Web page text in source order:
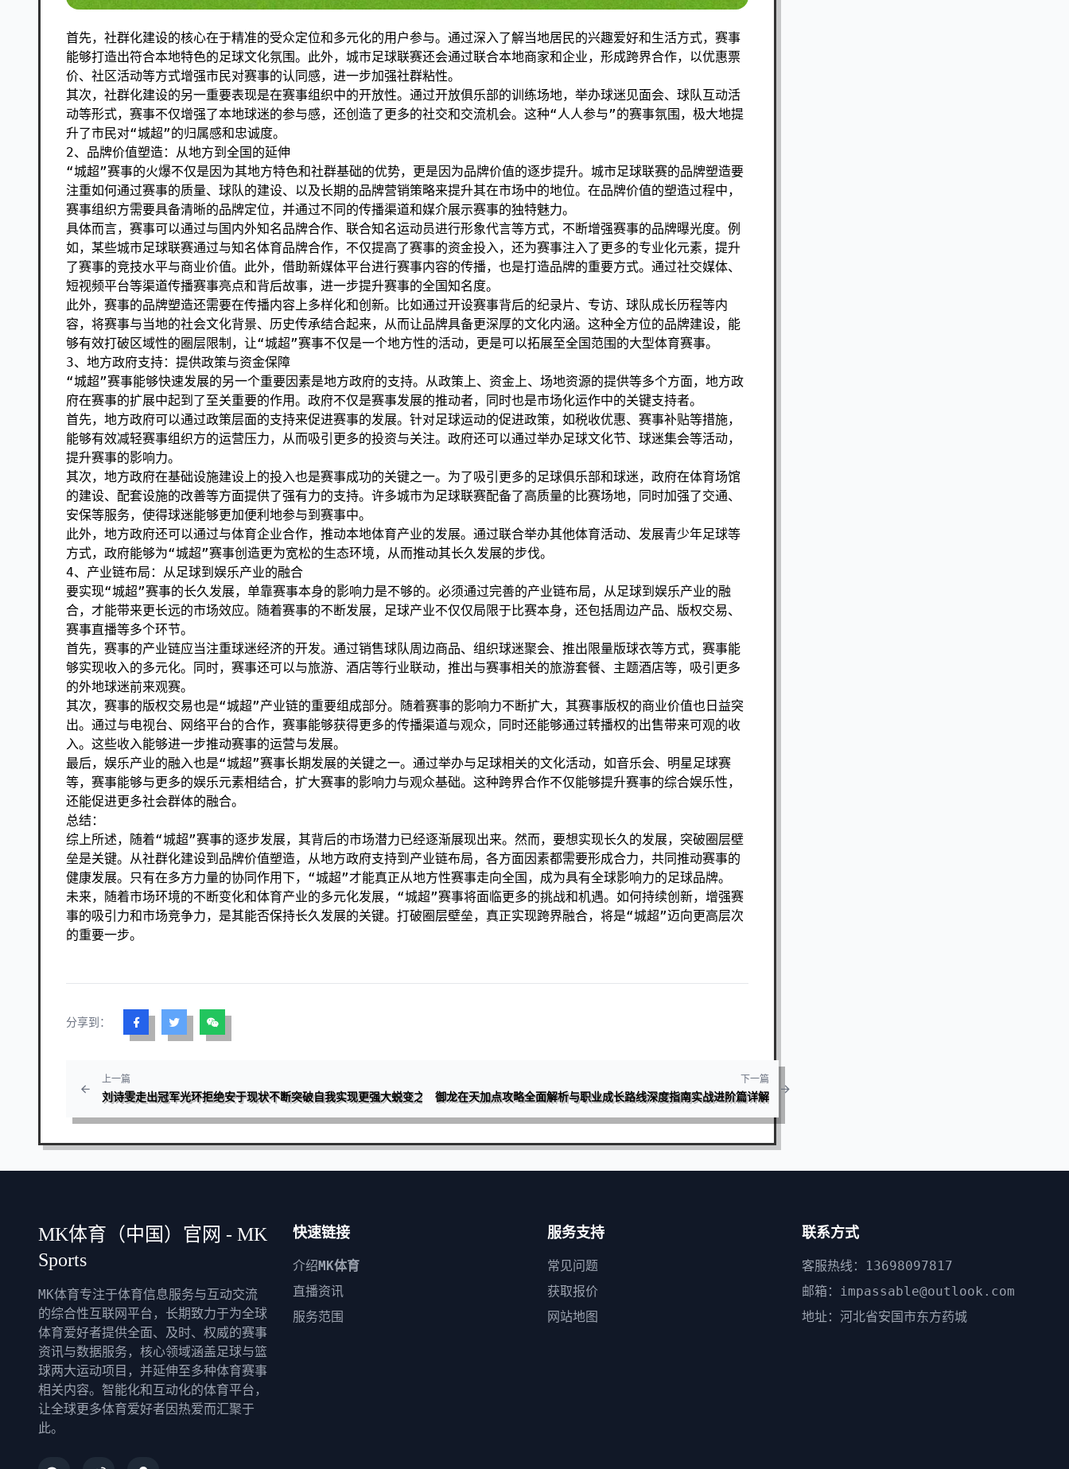
首先，社群化建设的核心在于精准的受众定位和多元化的用户参与。通过深入了解当地居民的兴趣爱好和生活方式，赛事
能够打造出符合本地特色的足球文化氛围。此外，城市足球联赛还会通过联合本地商家和企业，形成跨界合作，以优惠票
价、社区活动等方式增强市民对赛事的认同感，进一步加强社群粘性。
其次，社群化建设的另一重要表现是在赛事组织中的开放性。通过开放俱乐部的训练场地，举办球迷见面会、球队互动活
动等形式，赛事不仅增强了本地球迷的参与感，还创造了更多的社交和交流机会。这种“人人参与”的赛事氛围，极大地提
升了市民对“城超”的归属感和忠诚度。
2、品牌价值塑造：从地方到全国的延伸
“城超”赛事的火爆不仅是因为其地方特色和社群基础的优势，更是因为品牌价值的逐步提升。城市足球联赛的品牌塑造要
注重如何通过赛事的质量、球队的建设、以及长期的品牌营销策略来提升其在市场中的地位。在品牌价值的塑造过程中，
赛事组织方需要具备清晰的品牌定位，并通过不同的传播渠道和媒介展示赛事的独特魅力。
具体而言，赛事可以通过与国内外知名品牌合作、联合知名运动员进行形象代言等方式，不断增强赛事的品牌曝光度。例
如，某些城市足球联赛通过与知名体育品牌合作，不仅提高了赛事的资金投入，还为赛事注入了更多的专业化元素，提升
了赛事的竞技水平与商业价值。此外，借助新媒体平台进行赛事内容的传播，也是打造品牌的重要方式。通过社交媒体、
短视频平台等渠道传播赛事亮点和背后故事，进一步提升赛事的全国知名度。
此外，赛事的品牌塑造还需要在传播内容上多样化和创新。比如通过开设赛事背后的纪录片、专访、球队成长历程等内
容，将赛事与当地的社会文化背景、历史传承结合起来，从而让品牌具备更深厚的文化内涵。这种全方位的品牌建设，能
够有效打破区域性的圈层限制，让“城超”赛事不仅是一个地方性的活动，更是可以拓展至全国范围的大型体育赛事。
3、地方政府支持：提供政策与资金保障
“城超”赛事能够快速发展的另一个重要因素是地方政府的支持。从政策上、资金上、场地资源的提供等多个方面，地方政
府在赛事的扩展中起到了至关重要的作用。政府不仅是赛事发展的推动者，同时也是市场化运作中的关键支持者。
首先，地方政府可以通过政策层面的支持来促进赛事的发展。针对足球运动的促进政策，如税收优惠、赛事补贴等措施，
能够有效减轻赛事组织方的运营压力，从而吸引更多的投资与关注。政府还可以通过举办足球文化节、球迷集会等活动，
提升赛事的影响力。
其次，地方政府在基础设施建设上的投入也是赛事成功的关键之一。为了吸引更多的足球俱乐部和球迷，政府在体育场馆
的建设、配套设施的改善等方面提供了强有力的支持。许多城市为足球联赛配备了高质量的比赛场地，同时加强了交通、
安保等服务，使得球迷能够更加便利地参与到赛事中。
此外，地方政府还可以通过与体育企业合作，推动本地体育产业的发展。通过联合举办其他体育活动、发展青少年足球等
方式，政府能够为“城超”赛事创造更为宽松的生态环境，从而推动其长久发展的步伐。
4、产业链布局：从足球到娱乐产业的融合
要实现“城超”赛事的长久发展，单靠赛事本身的影响力是不够的。必须通过完善的产业链布局，从足球到娱乐产业的融
合，才能带来更长远的市场效应。随着赛事的不断发展，足球产业不仅仅局限于比赛本身，还包括周边产品、版权交易、
赛事直播等多个环节。
首先，赛事的产业链应当注重球迷经济的开发。通过销售球队周边商品、组织球迷聚会、推出限量版球衣等方式，赛事能
够实现收入的多元化。同时，赛事还可以与旅游、酒店等行业联动，推出与赛事相关的旅游套餐、主题酒店等，吸引更多
的外地球迷前来观赛。
其次，赛事的版权交易也是“城超”产业链的重要组成部分。随着赛事的影响力不断扩大，其赛事版权的商业价值也日益突
出。通过与电视台、网络平台的合作，赛事能够获得更多的传播渠道与观众，同时还能够通过转播权的出售带来可观的收
入。这些收入能够进一步推动赛事的运营与发展。
最后，娱乐产业的融入也是“城超”赛事长期发展的关键之一。通过举办与足球相关的文化活动，如音乐会、明星足球赛
等，赛事能够与更多的娱乐元素相结合，扩大赛事的影响力与观众基础。这种跨界合作不仅能够提升赛事的综合娱乐性，
还能促进更多社会群体的融合。
总结：
综上所述，随着“城超”赛事的逐步发展，其背后的市场潜力已经逐渐展现出来。然而，要想实现长久的发展，突破圈层壁
垒是关键。从社群化建设到品牌价值塑造，从地方政府支持到产业链布局，各方面因素都需要形成合力，共同推动赛事的
健康发展。只有在多方力量的协同作用下，“城超”才能真正从地方性赛事走向全国，成为具有全球影响力的足球品牌。
未来，随着市场环境的不断变化和体育产业的多元化发展，“城超”赛事将面临更多的挑战和机遇。如何持续创新，增强赛
事的吸引力和市场竞争力，是其能否保持长久发展的关键。打破圈层壁垒，真正实现跨界融合，将是“城超”迈向更高层次
的重要一步。
分享到：
上一篇
刘诗雯走出冠军光环拒绝安于现状不断突破自我实现更强大蜕变之路
下一篇
御龙在天加点攻略全面解析与职业成长路线深度指南实战进阶篇详解
MK体育（中国）官网 - MK
Sports
MK体育专注于体育信息服务与互动交流
的综合性互联网平台，长期致力于为全球
体育爱好者提供全面、及时、权威的赛事
资讯与数据服务，核心领域涵盖足球与篮
球两大运动项目，并延伸至多种体育赛事
相关内容。智能化和互动化的体育平台，
让全球更多体育爱好者因热爱而汇聚于
此。
快速链接
介绍MK体育
直播资讯
服务范围
服务支持
常见问题
获取报价
网站地图
联系方式
客服热线：13698097817
邮箱：impassable@outlook.com
地址：河北省安国市东方药城